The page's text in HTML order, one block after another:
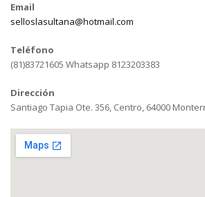
Email
selloslasultana@hotmail.com
Teléfono
(81)83721605 Whatsapp 8123203383
Dirección
Santiago Tapia Ote. 356, Centro, 64000